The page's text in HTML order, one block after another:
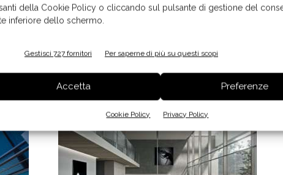
della Cookie Policy o cliccando sul pulsante di gestione del
inferiore dello schermo.
Gestisci 727 fornitori Per saperne di più su questi scopi
Accetta Preferenze
Cookie Policy Privacy Policy
Contrast, il secondo mood cucina